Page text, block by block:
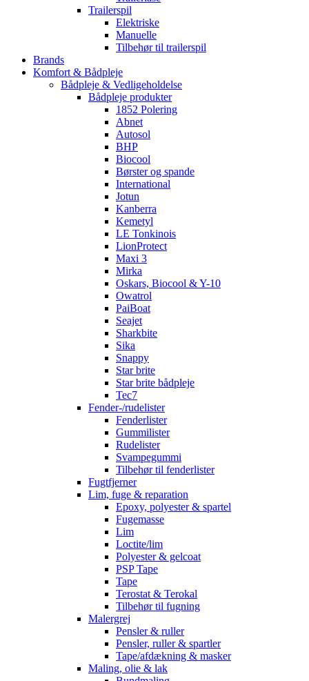
Trailerspil
Elektriske
Manuelle
Tilbehør til trailerspil
Brands
Komfort & Bådpleje
Bådpleje & Vedligeholdelse
Bådpleje produkter
1852 Polering
Abnet
Autosol
BHP
Biocool
Børster og spande
International
Jotun
Kanberra
Kemetyl
LE Tonkinois
LionProtect
Maxi 3
Mirka
Oskars, Biocool & Y-10
Owatrol
PaiBoat
Seajet
Sharkbite
Sika
Snappy
Star brite
Star brite bådpleje
Tec7
Fender-/rudelister
Fenderlister
Gummilister
Rudelister
Svampegummi
Tilbehør til fenderlister
Fugtfjerner
Lim, fuge & reparation
Epoxy, polyester & spartel
Fugemasse
Lim
Loctite/lim
Polyester & gelcoat
PSP Tape
Tape
Terostat & Terokal
Tilbehør til fugning
Malergrej
Pensler & ruller
Pensler, ruller & spartler
Tape/afdækning & masker
Maling, olie & lak